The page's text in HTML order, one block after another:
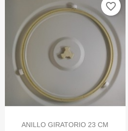
Vista rápida
ANILLO GIRATORIO 23 CM
favorite_border